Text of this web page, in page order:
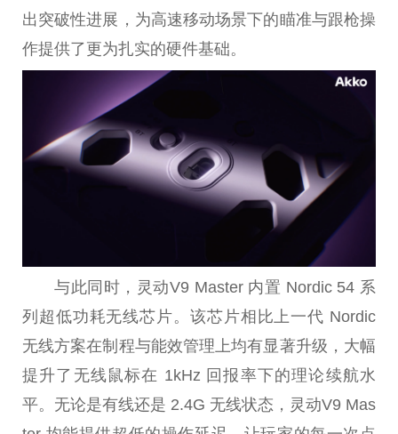
出突破性进展，为高速移动场景下的瞄准与跟枪操
作提供了更为扎实的硬件基础。
与此同时，灵动V9 Master 内置 Nordic 54 系
列超低功耗无线芯片。该芯片相比上一代 Nordic
无线方案在制程与能效管理上均有显著升级，大幅
提升了无线鼠标在 1kHz 回报率下的理论续航水
平。无论是有线还是 2.4G 无线状态，灵动V9 Mas